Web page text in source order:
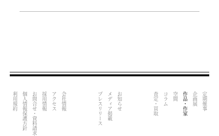
定期催事
企画展
作品・作家
空間
コラム
査定・買取
お知らせ
メディア掲載
プレスリリース
会社情報
アクセス
採用情報
お問合せ・資料請求
個人情報保護方針
利用規約